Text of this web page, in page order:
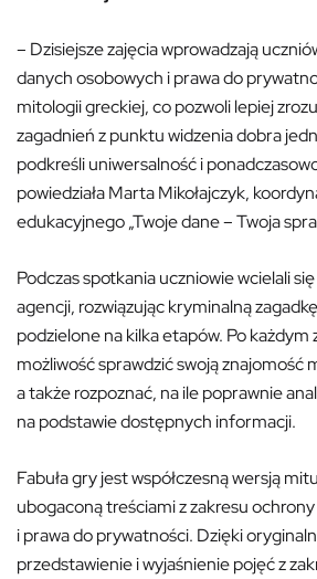
– Dzisiejsze zajęcia wprowadzają
danych osobowych i prawa do
mitologii greckiej, co pozwoli lepiej
zagadnień z punktu widzenia dobra
podkreśli uniwersalność i
powiedziała Marta Mikołajczyk,
edukacyjnego „Twoje dane – Twoja
Podczas spotkania uczniowie wcielali
agencji, rozwiązując kryminalną
podzielone na kilka etapów. Po każdym
możliwość sprawdzić swoją znajomość
a także rozpoznać, na ile poprawnie
na podstawie dostępnych informacji.
Fabuła gry jest współczesną wersją
ubogaconą treściami z zakresu
i prawa do prywatności. Dzięki
przedstawienie i wyjaśnienie pojęć z